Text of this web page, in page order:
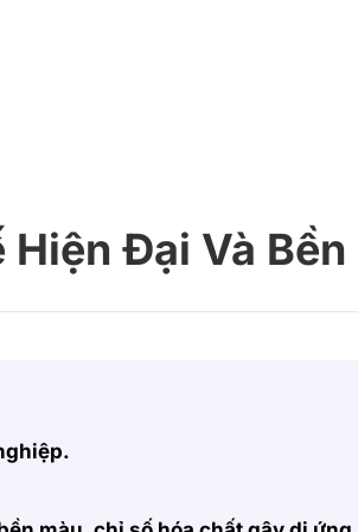
Đại Và Bền